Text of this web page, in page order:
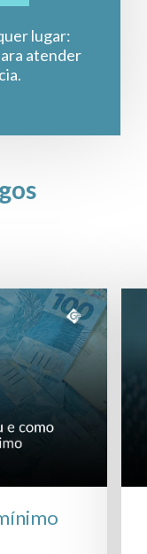
lugar:
atender